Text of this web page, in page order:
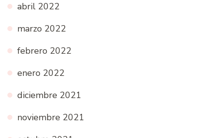
abril 2022
marzo 2022
febrero 2022
enero 2022
diciembre 2021
noviembre 2021